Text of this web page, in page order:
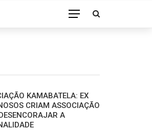
KAMABATELA: EX
CRIAM ASSOCIAÇÃO
A